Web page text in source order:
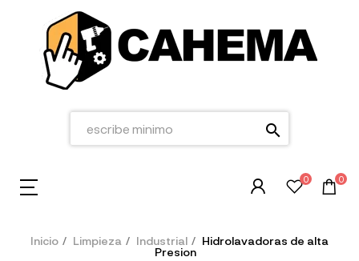
search
0 0
Inicio Limpieza Industrial
Hidrolavadoras de alta
Presion